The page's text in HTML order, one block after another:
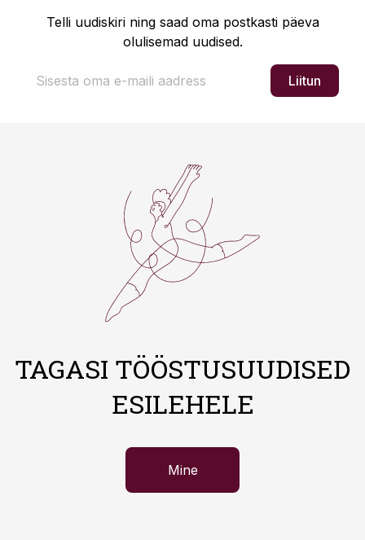
Telli uudiskiri ning saad oma postkasti päeva
olulisemad uudised.
Liitun
TAGASI TÖÖSTUSUUDISED
ESILEHELE
Mine